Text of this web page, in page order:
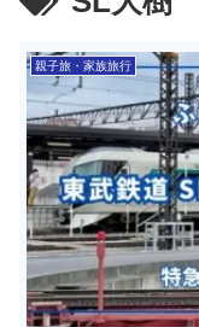
親子旅・家族旅行